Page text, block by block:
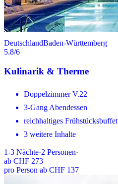
DeutschlandBaden-Württemberg
5.8/6
Kulinarik & Therme
Doppelzimmer V.22
3-Gang Abendessen
reichhaltiges Frühstücksbuffet
3 weitere Inhalte
1-3 Nächte·2 Personen·
ab CHF 273
pro Person ab CHF 137